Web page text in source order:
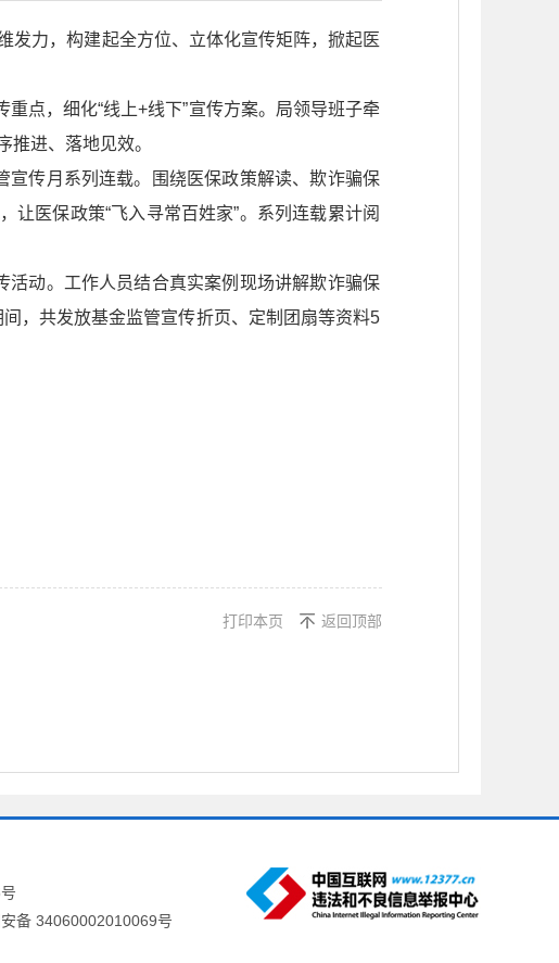
发力，构建起全方位、立体化宣传矩阵，掀起医
点，细化“线上+线下”宣传方案。局领导班子牵
推进、落地见效。
宣传月系列连载。围绕医保政策解读、欺诈骗保
医保政策“飞入寻常百姓家”。系列连载累计阅
活动。工作人员结合真实案例现场讲解欺诈骗保
，共发放基金监管宣传折页、定制团扇等资料5
打印本页 返回顶部
备 34060002010069号